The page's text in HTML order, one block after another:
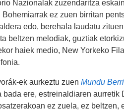
Nazionalak zuzendaritza
ez zuen birritan
edo, berehala laudatu
beltzen melodiak, guztiak
haiek medio, New Yorkeko
ek aurkeztu zuen Mundu
ere, estreinaldiaren
ez zuela, ez